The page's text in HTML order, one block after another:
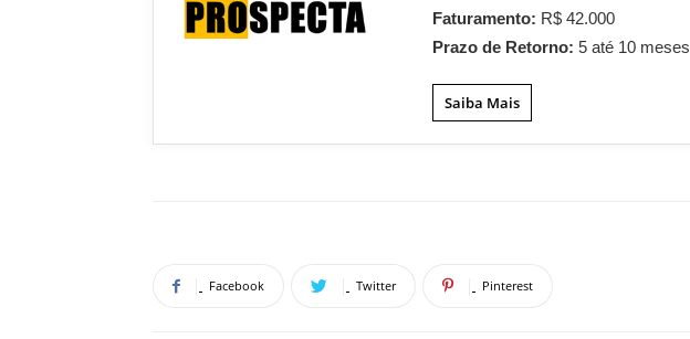
Faturamento: R$ 42.000
Prazo de Retorno:5 até 10 meses
Saiba Mais
Facebook Twitter Pinterest